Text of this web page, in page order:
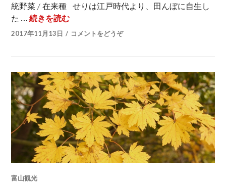
統野菜 / 在来種 せりは江戸時代より、田んぼに自生し
た …続きを読む
2017年11月13日 コメントをどうぞ
富山観光